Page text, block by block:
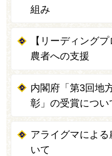
組み
【リーディング
農者への支援
内閣府「第3回地
彰」の受賞につい
アライグマによ
いて